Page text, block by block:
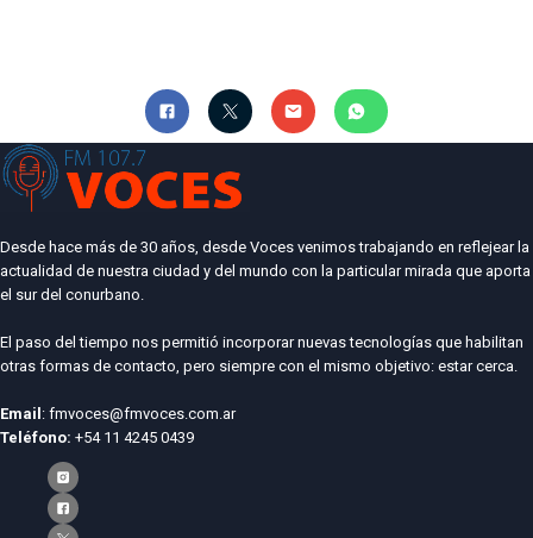
Desde hace más de 30 años, desde Voces venimos trabajando en reflejear la
actualidad de nuestra ciudad y del mundo con la particular mirada que aporta
el sur del conurbano.
El paso del tiempo nos permitió incorporar nuevas tecnologías que habilitan
otras formas de contacto, pero siempre con el mismo objetivo: estar cerca.
Email : fmvoces@fmvoces.com.ar
Teléfono: +54 11 4245 0439